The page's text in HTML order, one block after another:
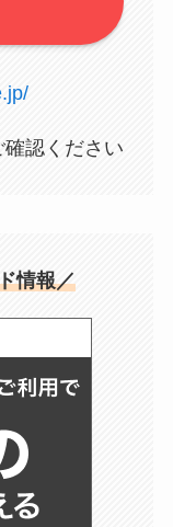
確認ください
情報／